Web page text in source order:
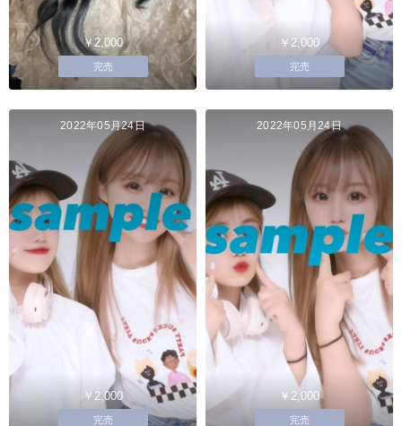
￥2,000
完売
￥2,000
完売
2022年05月24日
￥2,000
完売
2022年05月24日
￥2,000
完売